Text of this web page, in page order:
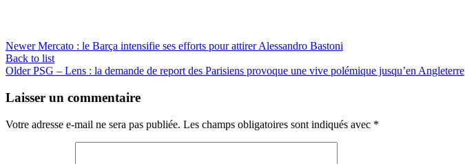
Newer Mercato : le Barça intensifie ses efforts pour attirer Alessandro Bastoni
Back to list
Older PSG – Lens : la demande de report des Parisiens provoque une vive polémique jusqu’en Angleterre
Laisser un commentaire
Votre adresse e-mail ne sera pas publiée. Les champs obligatoires sont indiqués avec *